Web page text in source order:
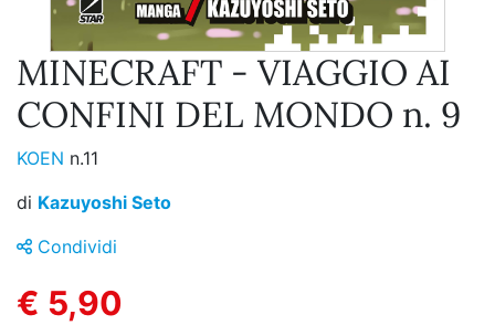
MINECRAFT - VIAGGIO AI
CONFINI DEL MONDO n. 9
KOEN n.11
di Kazuyoshi Seto
Condividi
€ 5,90